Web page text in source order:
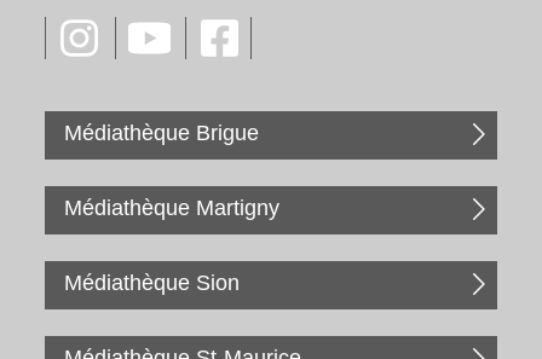
Médiathèque Brigue
Médiathèque Martigny
Médiathèque Sion